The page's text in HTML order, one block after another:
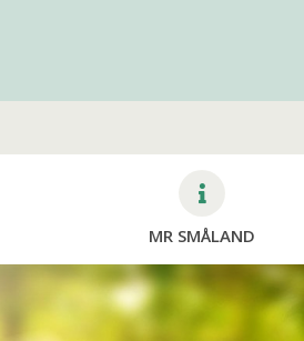
Gravstenssäkring
MR SMÅLAND